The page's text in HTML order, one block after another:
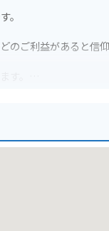
。
のご利益があると信
。